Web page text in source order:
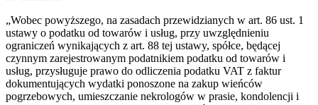
„Wobec powyższego, na zasadach przewidzianych w art. 86 ust. 1
ustawy o podatku od towarów i usług, przy uwzględnieniu
ograniczeń wynikających z art. 88 tej ustawy, spółce, będącej
czynnym zarejestrowanym podatnikiem podatku od towarów i
usług, przysługuje prawo do odliczenia podatku VAT z faktur
dokumentujących wydatki ponoszone na zakup wieńców
pogrzebowych, umieszczanie nekrologów w prasie, kondolencji i